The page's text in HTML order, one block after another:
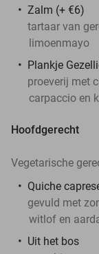
Zalm (+ €6)
tartaar van
limoenmayo
Plankje
proeverij met
carpaccio en
Hoofdgerecht
Vegetarische
Quiche
gevuld met
witlof en
Uit het bos